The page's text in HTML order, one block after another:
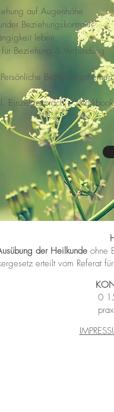
auf Augenhöhe
Beziehungskontrakt?
leben
Beziehung & Verbindung
Persönliche
Einzelgespräch + Workbook
der Heilkunde ohne
erteilt vom Referat
0